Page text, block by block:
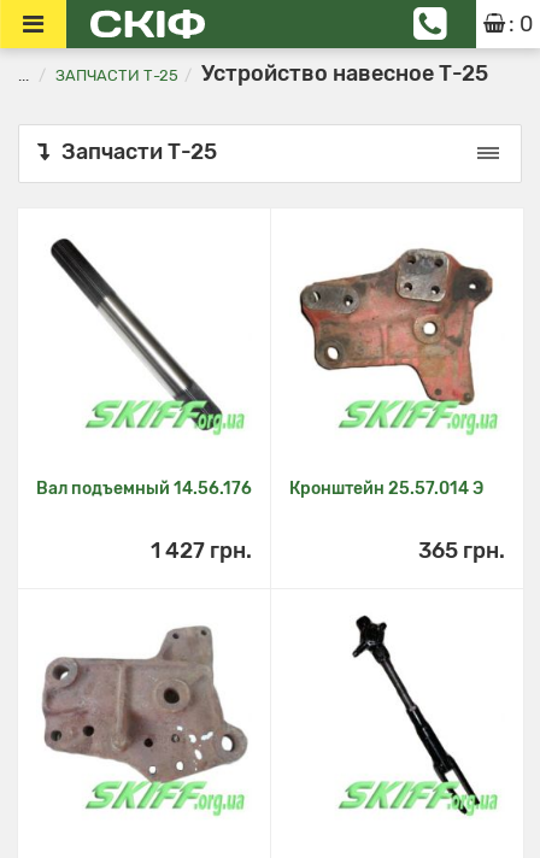
: 0
... ЗАПЧАСТИ Т-25 Устройство навесное Т-25
Запчасти Т-25
Вал подъемный 14.56.176
1 427 грн.
Кронштейн 25.57.014 Э
365 грн.